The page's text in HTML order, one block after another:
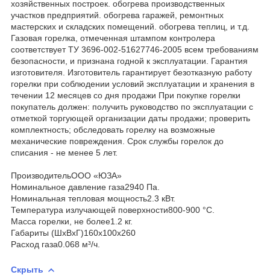
хозяйственных построек. обогрева производственных
участков предприятий. обогрева гаражей, ремонтных
мастерских и складских помещений. обогрева теплиц, и т.д.
Газовая горелка, отмеченная штампом контролера
соответствует ТУ 3696-002-51627746-2005 всем требованиям
безопасности, и признана годной к эксплуатации. Гарантия
изготовителя. Изготовитель гарантирует безотказную работу
горелки при соблюдении условий эксплуатации и хранения в
течении 12 месяцев со дня продажи При покупке горелки
покупатель должен: получить руководство по эксплуатации с
отметкой торгующей организации даты продажи; проверить
комплектность; обследовать горелку на возможные
механические повреждения. Срок службы горелок до
списания - не менее 5 лет.
ПроизводительООО «ЮЗА»
Номинальное давление газа2940 Па.
Номинальная тепловая мощность2.3 кВт.
Температура излучающей поверхности800-900 °С.
Масса горелки, не более1.2 кг.
Габариты (ШхВхГ)160x100x260
Расход газа0.068 м³/ч.
Скрыть